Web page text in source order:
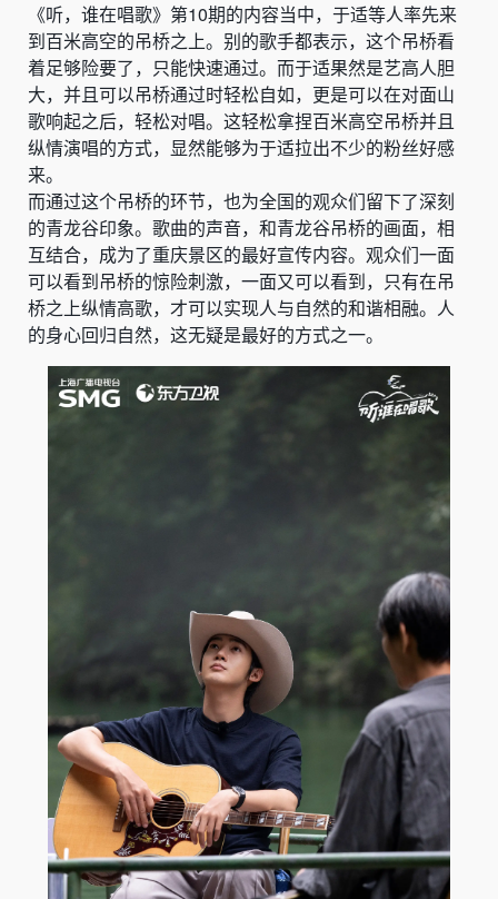
《听，谁在唱歌》第10期的内容当中，于适等人率先来
到百米高空的吊桥之上。别的歌手都表示，这个吊桥看
着足够险要了，只能快速通过。而于适果然是艺高人胆
大，并且可以吊桥通过时轻松自如，更是可以在对面山
歌响起之后，轻松对唱。这轻松拿捏百米高空吊桥并且
纵情演唱的方式，显然能够为于适拉出不少的粉丝好感
来。
而通过这个吊桥的环节，也为全国的观众们留下了深刻
的青龙谷印象。歌曲的声音，和青龙谷吊桥的画面，相
互结合，成为了重庆景区的最好宣传内容。观众们一面
可以看到吊桥的惊险刺激，一面又可以看到，只有在吊
桥之上纵情高歌，才可以实现人与自然的和谐相融。人
的身心回归自然，这无疑是最好的方式之一。